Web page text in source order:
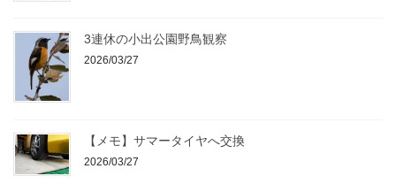
3連休の小出公園野鳥観察
2026/03/27
【メモ】サマータイヤへ交換
2026/03/27